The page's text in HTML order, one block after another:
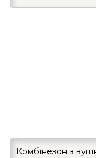
Комбінезон з